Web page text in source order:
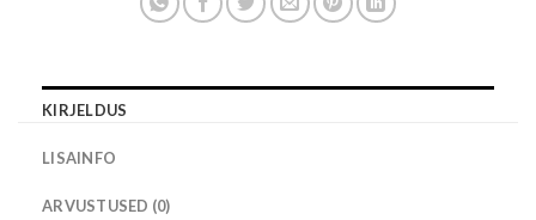
KIRJELDUS
LISAINFO
ARVUSTUSED (0)